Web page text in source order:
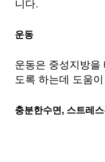
니다.
운동
운동은 중성지방을
도록 하는데 도움
충분한수면, 스트레스